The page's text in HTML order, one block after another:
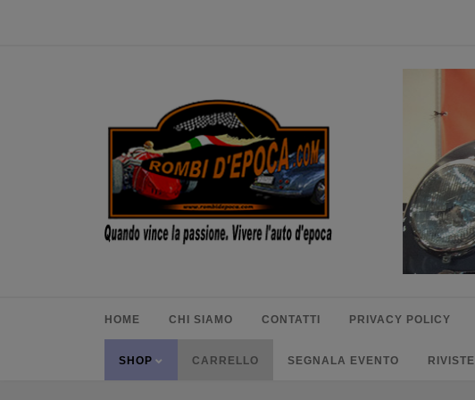
HOME CHI SIAMO CONTATTI PRIVACY POLICY
SHOP CARRELLO SEGNALA EVENTO RIVISTE